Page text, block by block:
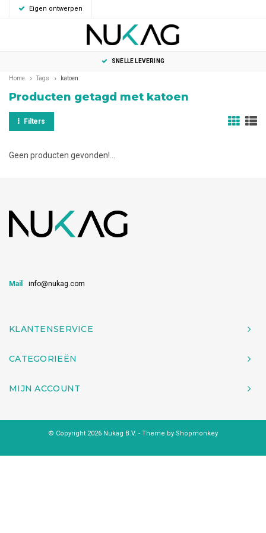
Eigen ontwerpen
SNELLE LEVERING
Home Tags katoen
Producten getagd met katoen
Filters
Geen producten gevonden!...
Mail info@nukag.com
KLANTENSERVICE
CATEGORIEËN
MIJN ACCOUNT
© Copyright 2026 Nukag B.V. - Theme by Shopmonkey